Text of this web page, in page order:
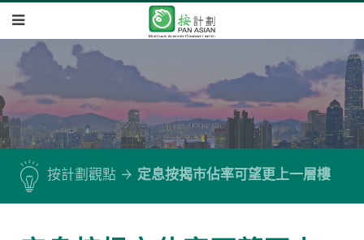
按計劃觀點 定息按揭市佔率可望更上一層樓